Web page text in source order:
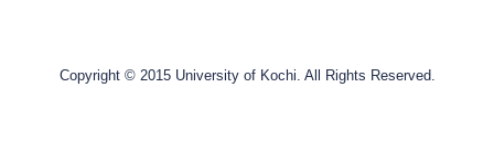
Copyright © 2015 University of Kochi. All Rights Reserved.